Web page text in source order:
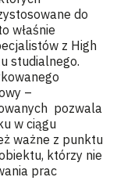
do
właśnie
z High
studialnego.
–
pozwala
w ciągu
ważne z punktu
którzy nie
prac